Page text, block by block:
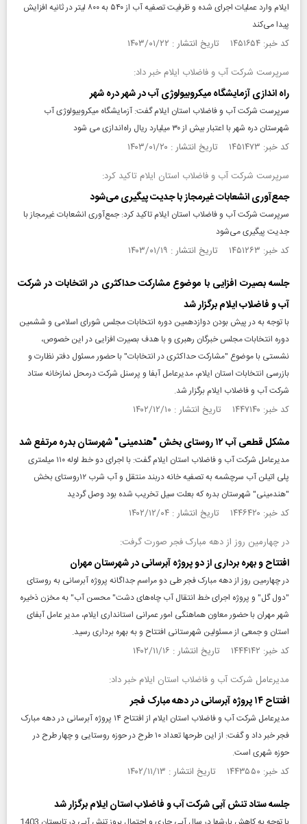
ایلام وارد عملیات اجرای شده و ظرفیت تصفیه آب از ۵۴۰ به ۸۰۰ لیتر در ثانیه افزایش
پیدا می‌کند
کد خبر: ۱۴۵۱۶۵۴ تاریخ انتشار : ۱۴۰۳/۰۱/۲۲
سرپرست شرکت آب و فاضلاب ایلام خبر داد:
راه اندازی آزمایشگاه میکروبیولوژی آب در شهر دره شهر
سرپرست شرکت آب و فاضلاب استان ایلام گفت: آزمایشگاه میکروبیولوژی آب
شهرستان دره شهر با اعتبار بیش از ۳۰ میلیارد ریال راه‌اندازی می شود
کد خبر: ۱۴۵۱۴۷۳ تاریخ انتشار : ۱۴۰۳/۰۱/۲۰
سرپرست شرکت آب و فاضلاب استان ایلام تاکید کرد:
جمع‌آوری انشعابات غیرمجاز با جدیت پیگیری می‌شود
سرپرست شرکت آب و فاضلاب استان ایلام تاکید کرد: جمع‌آوری انشعابات غیرمجاز با
جدیت پیگیری می‌شود
کد خبر: ۱۴۵۱۲۶۳ تاریخ انتشار : ۱۴۰۳/۰۱/۱۹
جلسه بصیرت افزایی با موضوع مشارکت حداکثری در انتخابات در شرکت
آب و فاضلاب ایلام برگزار شد
با توجه به در پیش بودن دوازدهمین دوره انتخابات مجلس شورای اسلامی و ششمین
دوره انتخابات مجلس خبرگان رهبری و با هدف بصیرت افزایی در این خصوص،
نشستی با موضوع "مشارکت حداکثری در انتخابات" با حضور مسئول دفتر نظارت و
بازرسی انتخابات استان ایلام، مدیرعامل آبفا و پرسنل شرکت درمحل نمازخانه ستاد
شرکت آب و فاضلاب ایلام برگزار شد.
کد خبر: ۱۴۴۷۱۴۰ تاریخ انتشار : ۱۴۰۲/۱۲/۱۰
مشکل قطعی آب ۱۲ روستای بخش "هندمینی" شهرستان بدره مرتفع شد
مدیرعامل شرکت آب و فاضلاب استان ایلام گفت: با اجرای دو خط لوله ۱۱۰ میلمتری
پلی اتیلن آب سرچشمه به تصفیه خانه دربند منتقل و آب شرب ۱۲روستای بخش
"هندمینی" شهرستان بدره که بعلت سیل تخریب شده بود وصل گردید
کد خبر: ۱۴۴۶۴۲۰ تاریخ انتشار : ۱۴۰۲/۱۲/۰۴
در چهارمین روز از دهه مبارک فجر صورت گرفت:
افتتاح و بهره برداری از دو پروژه آبرسانی در شهرستان مهران
در چهارمین روز از دهه مبارک فجر طی دو مراسم جداگانه پروژه آبرسانی به روستای
"دول گل" و پروژه اجرای خط انتقال آب چاه‌های دشت" محسن آب" به مخزن ذخیره
شهر مهران با حضور معاون هماهنگی امور عمرانی استانداری ایلام، مدیر عامل آبفای
استان و جمعی از مسئولین شهرستانی افتتاح و به بهره برداری رسید.
کد خبر: ۱۴۴۴۱۴۲ تاریخ انتشار : ۱۴۰۲/۱۱/۱۶
مدیرعامل شرکت آب و فاضلاب استان ایلام خبر داد:
افتتاح ۱۴ پروژه آبرسانی در دهه مبارک فجر
مدیرعامل شرکت آب و فاضلاب استان ایلام از افتتاح ۱۴ پروژه آبرسانی در دهه مبارک
فجر خبر داد و گفت: از این طرحها تعداد ۱۰ طرح در حوزه روستایی و چهار طرح در
حوزه شهری است.
کد خبر: ۱۴۴۳۵۵۰ تاریخ انتشار : ۱۴۰۲/۱۱/۱۳
جلسه ستاد تنش آبی شرکت آب و فاضلاب استان ایلام برگزار شد